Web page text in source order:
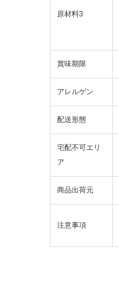
原材料3
賞味期限
アレルゲン
配送形態
宅配不可エリ
ア
商品出荷元
注意事項